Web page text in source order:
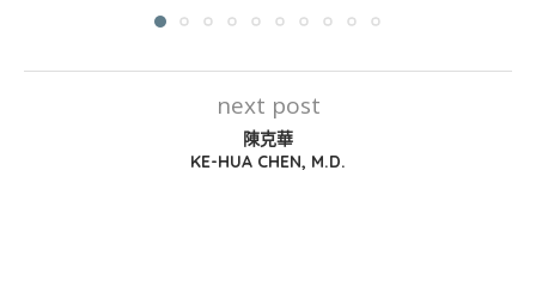
next post
陳克華
KE-HUA CHEN, M.D.